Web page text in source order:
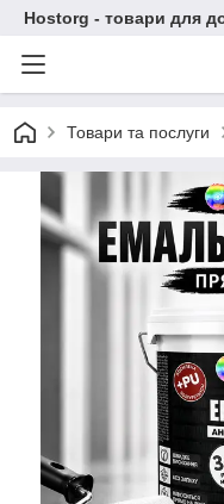
Hostorg - товари для
Товари та послуги